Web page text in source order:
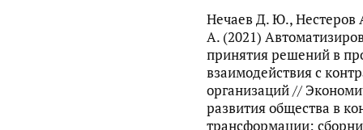
Нечаев Д. Ю., Нестеров
А. (2021)
принятия решений в
взаимодействия с
организаций //
развития общества в
трансформации: